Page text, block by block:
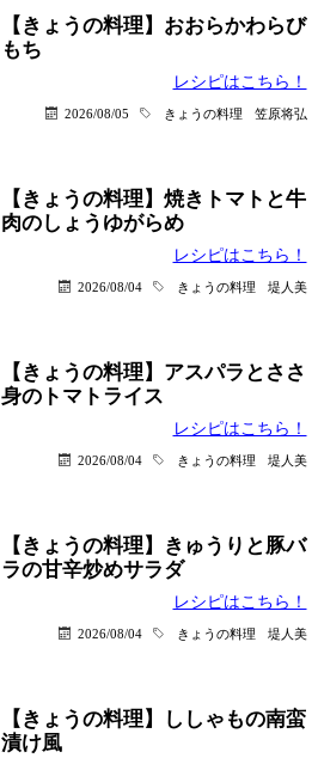
【きょうの料理】おおらかわらび
もち
レシピはこちら！
2026/08/05 きょうの料理 笠原将弘
【きょうの料理】焼きトマトと牛
肉のしょうゆがらめ
レシピはこちら！
2026/08/04 きょうの料理 堤人美
【きょうの料理】アスパラとささ
身のトマトライス
レシピはこちら！
2026/08/04 きょうの料理 堤人美
【きょうの料理】きゅうりと豚バ
ラの甘辛炒めサラダ
レシピはこちら！
2026/08/04 きょうの料理 堤人美
【きょうの料理】ししゃもの南蛮
漬け風